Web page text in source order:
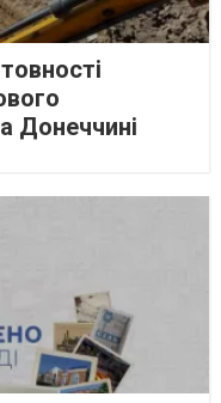
Донеччині